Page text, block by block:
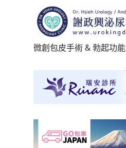
微創包皮手術&勃起功